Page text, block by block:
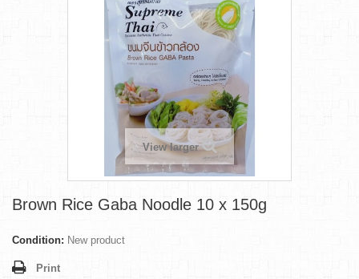
View larger
Brown Rice Gaba Noodle 10 x 150g
Condition: New product
Print